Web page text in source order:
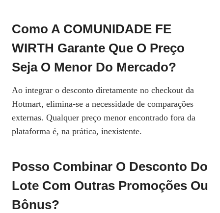
Como A COMUNIDADE FE
WIRTH Garante Que O Preço
Seja O Menor Do Mercado?
Ao integrar o desconto diretamente no checkout da
Hotmart, elimina-se a necessidade de comparações
externas. Qualquer preço menor encontrado fora da
plataforma é, na prática, inexistente.
Posso Combinar O Desconto Do
Lote Com Outras Promoções Ou
Bônus?